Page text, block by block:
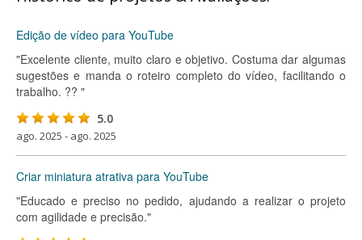
Edição de vídeo para YouTube
"Excelente cliente, muito claro e objetivo. Costuma dar algumas
sugestões e manda o roteiro completo do vídeo, facilitando o
trabalho. ?? "
5.0
ago. 2025 - ago. 2025
Criar miniatura atrativa para YouTube
"Educado e preciso no pedido, ajudando a realizar o projeto
com agilidade e precisão."